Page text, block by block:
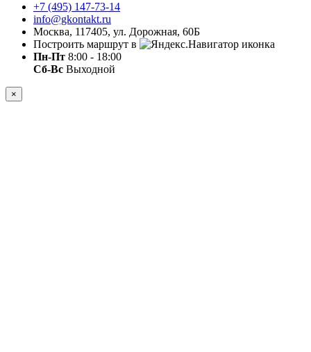
+7 (495) 147-73-14
info@gkontakt.ru
Москва, 117405, ул. Дорожная, 60Б
Построить маршрут в
Пн-Пт 8:00 - 18:00
Сб-Вс Выходной
×